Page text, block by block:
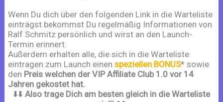
Wenn Du dich über den folgenden Link in die Warteliste
einträgst bekommst Du regelmäßig Informationen von
Ralf Schmitz persönlich und wirst an den Launch-
Termin erinnert.
Außerdem erhalten alle, die sich in die Warteliste
eintragen zum Launch einenspeziellen BONUS* sowie
den Preis welchen der VIP Affiliate Club 1.0 vor 14
Jahren gekostet hat.
⬇️⬇️ Also trage Dich am besten gleich in die Warteliste